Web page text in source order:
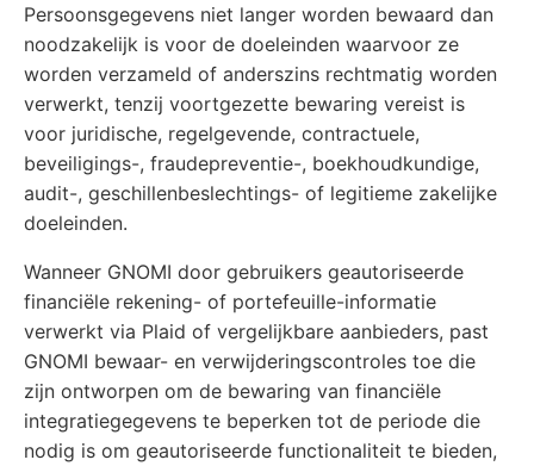
Persoonsgegevens niet langer worden bewaard dan
noodzakelijk is voor de doeleinden waarvoor ze
worden verzameld of anderszins rechtmatig worden
verwerkt, tenzij voortgezette bewaring vereist is
voor juridische, regelgevende, contractuele,
beveiligings-, fraudepreventie-, boekhoudkundige,
audit-, geschillenbeslechtings- of legitieme zakelijke
doeleinden.
Wanneer GNOMI door gebruikers geautoriseerde
financiële rekening- of portefeuille-informatie
verwerkt via Plaid of vergelijkbare aanbieders, past
GNOMI bewaar- en verwijderingscontroles toe die
zijn ontworpen om de bewaring van financiële
integratiegegevens te beperken tot de periode die
nodig is om geautoriseerde functionaliteit te bieden,